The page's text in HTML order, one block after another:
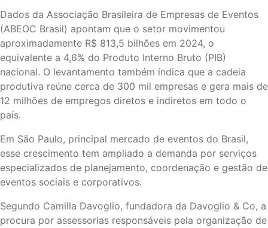
Dados da Associação Brasileira de Empresas de Eventos
(ABEOC Brasil) apontam que o setor movimentou
aproximadamente R$ 813,5 bilhões em 2024, o
equivalente a 4,6% do Produto Interno Bruto (PIB)
nacional. O levantamento também indica que a cadeia
produtiva reúne cerca de 300 mil empresas e gera mais de
12 milhões de empregos diretos e indiretos em todo o
país.
Em São Paulo, principal mercado de eventos do Brasil,
esse crescimento tem ampliado a demanda por serviços
especializados de planejamento, coordenação e gestão de
eventos sociais e corporativos.
Segundo Camilla Davoglio, fundadora da Davoglio & Co, a
procura por assessorias responsáveis pela organização de